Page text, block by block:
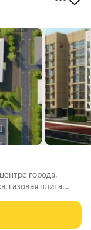
города.
газовая плита.
безопасные дворы